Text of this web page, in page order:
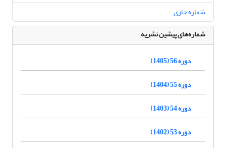
شماره جاری
شماره‌های پیشین نشریه
دوره 56 (1405)
دوره 55 (1404)
دوره 54 (1403)
دوره 53 (1402)